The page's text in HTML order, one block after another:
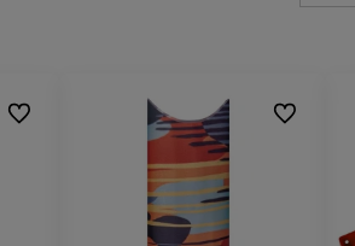
Do ulubionych Do